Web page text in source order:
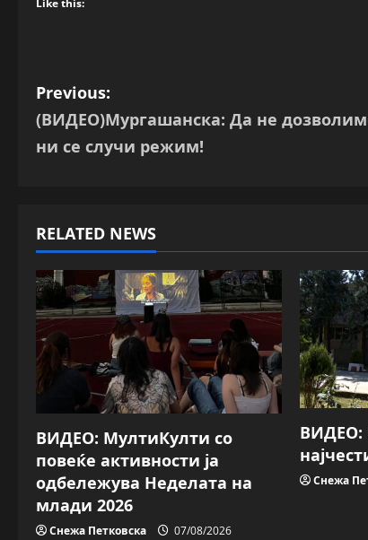
Like this:
P
o
n
a
v
i
g
a
t
i
Previous:
(ВИДЕО)Мургашанска: Да не
ни се случи режим!
RELATED NEWS
ВИДЕО: МултиКулти со
повеќе активности ја
одбележува Неделата на
млади 2026
Снежа Петковска 07/08/2026
ВИДЕО:
Снежа